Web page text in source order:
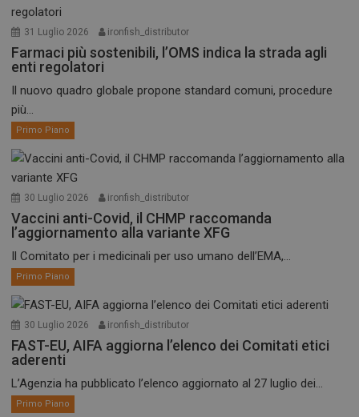
31 Luglio 2026 ironfish_distributor
Farmaci più sostenibili, l’OMS indica la strada agli
enti regolatori
Il nuovo quadro globale propone standard comuni, procedure
più...
Primo Piano
30 Luglio 2026 ironfish_distributor
Vaccini anti-Covid, il CHMP raccomanda
l’aggiornamento alla variante XFG
Il Comitato per i medicinali per uso umano dell’EMA,...
Primo Piano
30 Luglio 2026 ironfish_distributor
FAST-EU, AIFA aggiorna l’elenco dei Comitati etici
aderenti
L’Agenzia ha pubblicato l’elenco aggiornato al 27 luglio dei...
Primo Piano